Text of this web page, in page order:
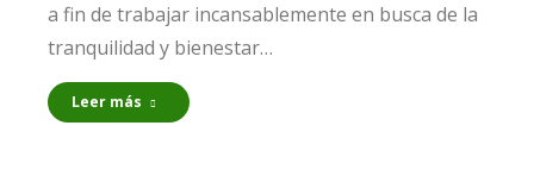
a fin de trabajar incansablemente en busca de la
tranquilidad y bienestar…
Leer más